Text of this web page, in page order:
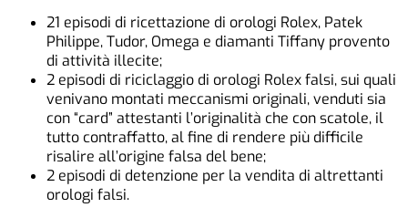
21 episodi di ricettazione di orologi Rolex, Patek
Philippe, Tudor, Omega e diamanti Tiffany provento
di attività illecite;
2 episodi di riciclaggio di orologi Rolex falsi, sui quali
venivano montati meccanismi originali, venduti sia
con “card” attestanti l’originalità che con scatole, il
tutto contraffatto, al fine di rendere più difficile
risalire all’origine falsa del bene;
2 episodi di detenzione per la vendita di altrettanti
orologi falsi.